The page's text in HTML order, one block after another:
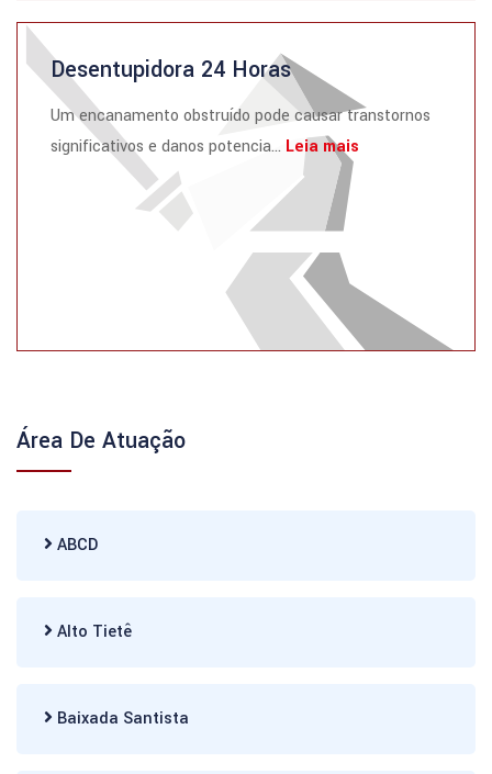
Desentupidora 24 Horas
Um encanamento obstruído pode causar transtornos
significativos e danos potencia... Leia mais
Área De Atuação
ABCD
Alto Tietê
Baixada Santista